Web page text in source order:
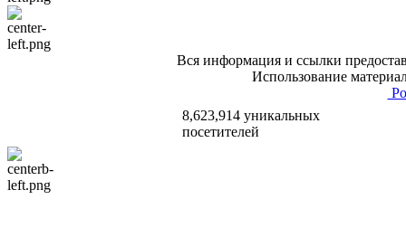
Вся информация и ссылки
Использование
8,623,914 уникальных
посетителей